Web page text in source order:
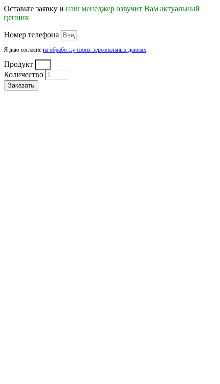
Оставьте заявку и наш менеджер озвучит Вам актуальный
ценник
Номер телефона
Я даю согласие на обработку своих персональных данных
Продукт
Количество
Заказать